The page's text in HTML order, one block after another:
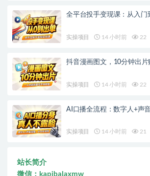
全平台投手变现课：从入门
实操项目 14 小时前 22
抖音漫画图文，10分钟出片
实操项目 14 小时前 22
AI口播全流程：数字人+声
实操项目 14 小时前 21
站长简介
微信：kapibalaxmw